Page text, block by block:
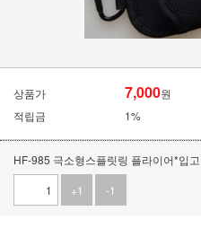
상품가 7,000원
적립금
1%
HF-985 극소형스플릿링 플라이어*입
+1
-1